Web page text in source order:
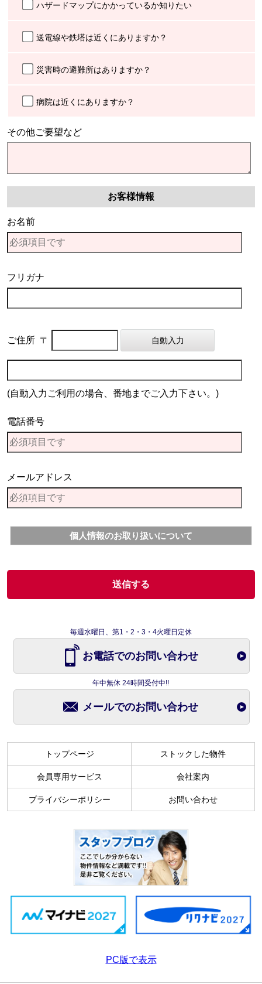
ハザードマップにかかっているか知りたい
送電線や鉄塔は近くにありますか？
災害時の避難所はありますか？
病院は近くにありますか？
その他ご要望など
お客様情報
お名前
フリガナ
ご住所 〒
(自動入力ご利用の場合、番地までご入力下さい。)
電話番号
メールアドレス
個人情報のお取り扱いについて
毎週水曜日、第1・2・3・4火曜日定休
お電話でのお問い合わせ
年中無休 24時間受付中!!
メールでのお問い合わせ
トップページ ストックした物件
会員専用サービス 会社案内
プライバシーポリシー お問い合わせ
PC版で表示